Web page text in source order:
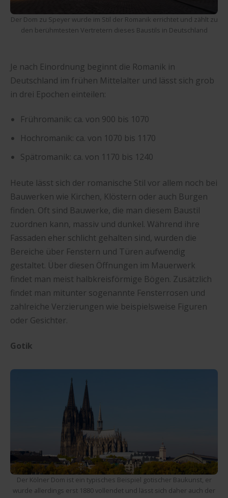
Der Dom zu Speyer wurde im Stil der Romanik errichtet und zählt zu
den berühmtesten Vertretern dieses Baustils in Deutschland
Je nach Einordnung beginnt die Romanik in
Deutschland im frühen Mittelalter und lässt sich grob
in drei Epochen einteilen:
Frühromanik: ca. von 900 bis 1070
Hochromanik: ca. von 1070 bis 1170
Spätromanik: ca. von 1170 bis 1240
Heute lässt sich der romanische Stil vor allem noch bei
Bauwerken wie Kirchen, Klöstern oder auch Burgen
finden. Oft sind Bauwerke, die man diesem Baustil
zuordnen kann, massiv und dunkel. Während ihre
Fassaden eher schlicht gehalten sind, wurden die
Bereiche über Fenstern und Türen aufwendig
gestaltet. Über diesen Öffnungen im Mauerwerk
findet man meist halbkreisförmige Bögen. Zusätzlich
findet man mitunter sogenannte Fensterrosen und
zahlreiche Verzierungen wie beispielsweise Figuren
oder Gesichter.
Gotik
Der Kölner Dom ist ein typisches Beispiel gotischer Baukunst, er
wurde allerdings erst 1880 vollendet und lässt sich daher auch der